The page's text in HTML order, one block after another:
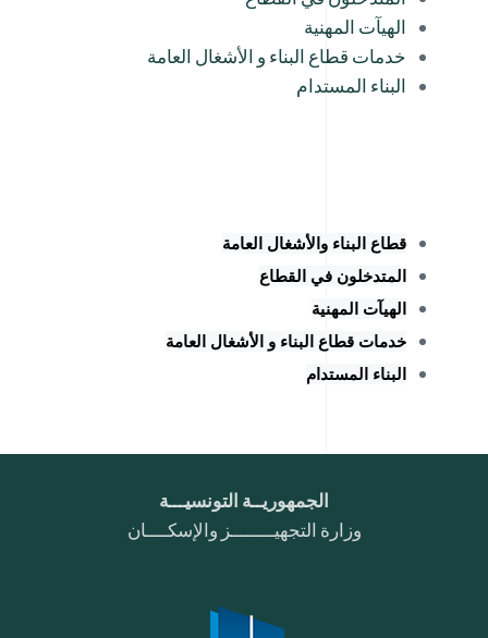
قطاع البناء والأشغال العامة
المتدخلون في القطاع
الهيآت المهنية
خدمات قطاع البناء و الأشغال العامة
البناء المستدام
الهيآت المهنية
خدمات قطاع البناء و الأشغال العامة
البناء المستدام
الجمهوريــة التونسيـــة
وزارة التجهيــــــــز والإسكــــان